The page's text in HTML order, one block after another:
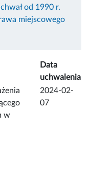
od 1990 r.
miejscowego
Data
uchwalenia
w
2024-02-
07